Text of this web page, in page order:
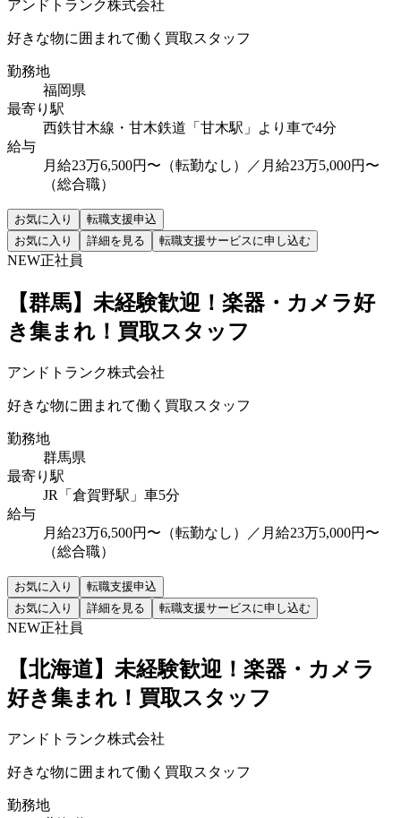
アンドトランク株式会社
好きな物に囲まれて働く買取スタッフ
勤務地
福岡県
最寄り駅
西鉄甘木線・甘木鉄道「甘木駅」より車で4分
給与
月給23万6,500円〜（転勤なし）／月給23万5,000円〜
（総合職）
お気に入り
転職支援申込
お気に入り
詳細を見る 転職支援サービスに申し込む
NEW正社員
【群馬】未経験歓迎！楽器・カメラ好
き集まれ！買取スタッフ
アンドトランク株式会社
好きな物に囲まれて働く買取スタッフ
勤務地
群馬県
最寄り駅
JR「倉賀野駅」車5分
給与
月給23万6,500円〜（転勤なし）／月給23万5,000円〜
（総合職）
お気に入り
転職支援申込
お気に入り
詳細を見る 転職支援サービスに申し込む
NEW正社員
【北海道】未経験歓迎！楽器・カメラ
好き集まれ！買取スタッフ
アンドトランク株式会社
好きな物に囲まれて働く買取スタッフ
勤務地